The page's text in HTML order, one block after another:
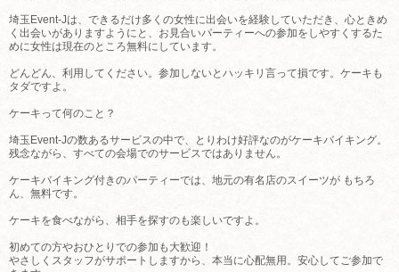
埼玉Event-Jは、できるだけ多くの女性に出会いを経験していただき、心ときめ
く出会いがありますようにと、お見合いパーティーへの参加をしやすくするた
めに女性は現在のところ無料にしています。
どんどん、利用してください。参加しないとハッキリ言って損です。ケーキも
タダですよ。
ケーキって何のこと？
埼玉Event-Jの数あるサービスの中で、とりわけ好評なのがケーキバイキング。
残念ながら、すべての会場でのサービスではありません。
ケーキバイキング付きのパーティーでは、地元の有名店のスイーツが もちろ
ん、無料です。
ケーキを食べながら、相手を探すのも楽しいですよ。
初めての方やおひとりでの参加も大歓迎！
やさしくスタッフがサポートしますから、本当に心配無用。安心してご参加で